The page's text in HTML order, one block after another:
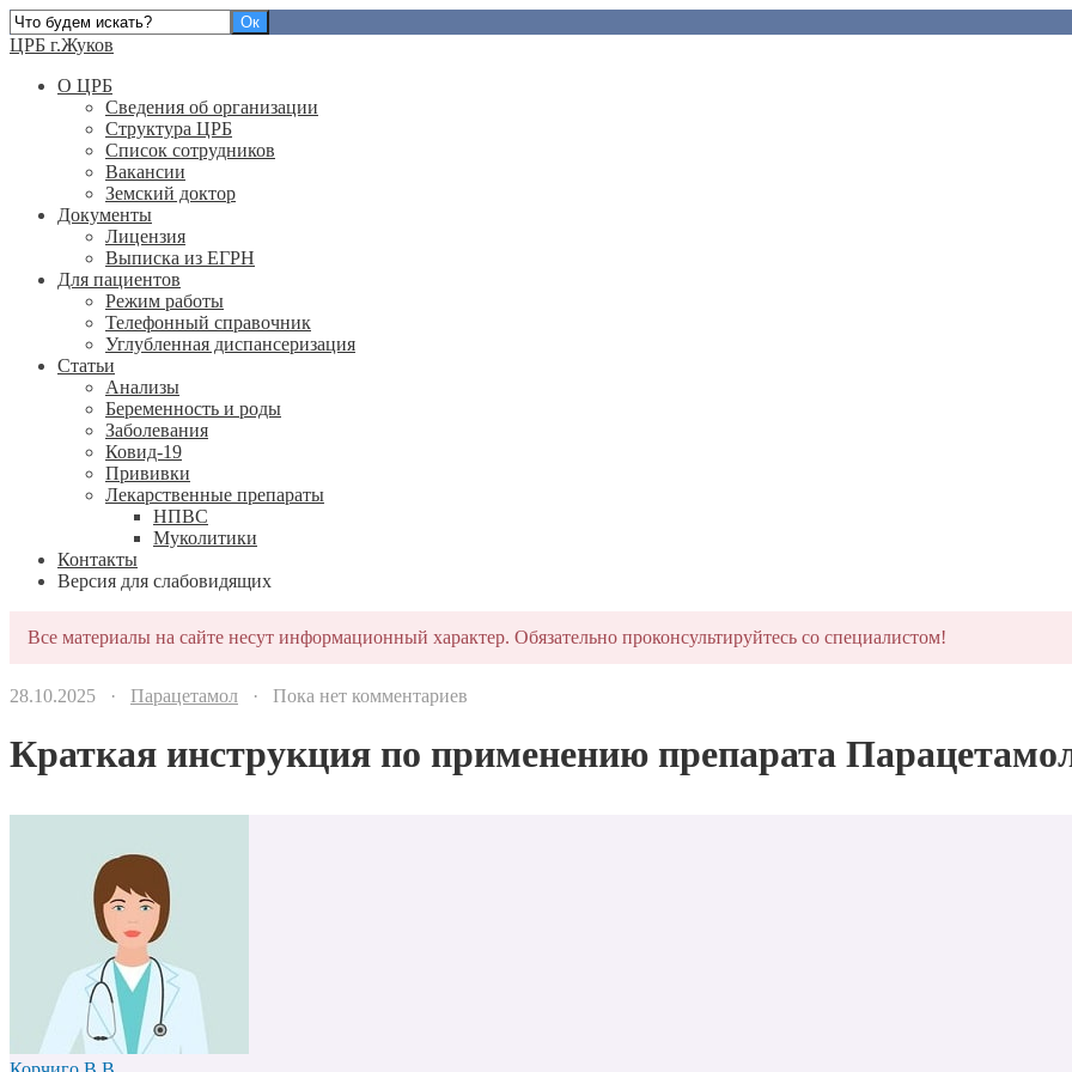
ЦРБ г.Жуков
О ЦРБ
Сведения об организации
Структура ЦРБ
Список сотрудников
Вакансии
Земский доктор
Документы
Лицензия
Выписка из ЕГРН
Для пациентов
Режим работы
Телефонный справочник
Углубленная диспансеризация
Статьи
Анализы
Беременность и роды
Заболевания
Ковид-19
Прививки
Лекарственные препараты
НПВС
Муколитики
Контакты
Версия для слабовидящих
Все материалы на сайте несут информационный характер. Обязательно проконсультируйтесь со специалистом!
28.10.2025 · Парацетамол · Пока нет комментариев
Краткая инструкция по применению препарата